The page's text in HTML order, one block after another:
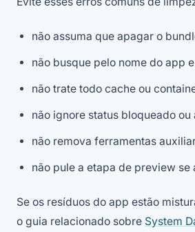
não assuma que apagar o
não busque pelo nome do app
não trate todo cache ou
não ignore status bloqueado
não remova ferramentas
não pule a etapa de preview
Se os resíduos do app estão
o guia relacionado sobre System